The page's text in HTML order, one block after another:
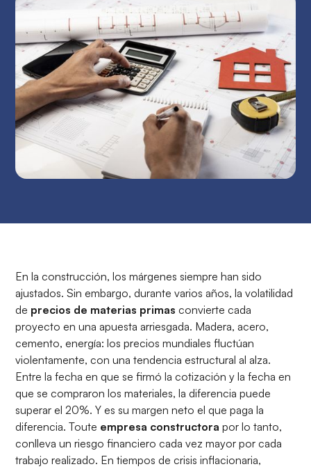
En la construcción, los márgenes siempre han sido
ajustados. Sin embargo, durante varios años, la volatilidad
de precios de materias primas convierte cada
proyecto en una apuesta arriesgada. Madera, acero,
cemento, energía: los precios mundiales fluctúan
violentamente, con una tendencia estructural al alza.
Entre la fecha en que se firmó la cotización y la fecha en
que se compraron los materiales, la diferencia puede
superar el 20%. Y es su margen neto el que paga la
diferencia. Toute empresa constructorapor lo tanto,
conlleva un riesgo financiero cada vez mayor por cada
trabajo realizado. En tiempos de crisis inflacionaria,